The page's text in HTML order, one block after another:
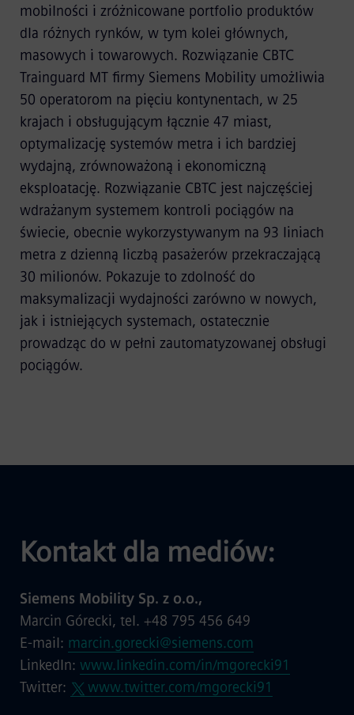
mobilności i zróżnicowane portfolio produktów
dla różnych rynków, w tym kolei głównych,
masowych i towarowych. Rozwiązanie CBTC
Trainguard MT firmy Siemens Mobility umożliwia
50 operatorom na pięciu kontynentach, w 25
krajach i obsługującym łącznie 47 miast,
optymalizację systemów metra i ich bardziej
wydajną, zrównoważoną i ekonomiczną
eksploatację. Rozwiązanie CBTC jest najczęściej
wdrażanym systemem kontroli pociągów na
świecie, obecnie wykorzystywanym na 93 liniach
metra z dzienną liczbą pasażerów przekraczającą
30 milionów. Pokazuje to zdolność do
maksymalizacji wydajności zarówno w nowych,
jak i istniejących systemach, ostatecznie
prowadząc do w pełni zautomatyzowanej obsługi
pociągów.
Kontakt dla mediów:
Siemens Mobility Sp. z o.o.,
Marcin Górecki, tel. +48 795 456 649
E-mail: marcin.gorecki@siemens.com
LinkedIn: www.linkedin.com/in/mgorecki91
Twitter:
www.twitter.com/mgorecki91